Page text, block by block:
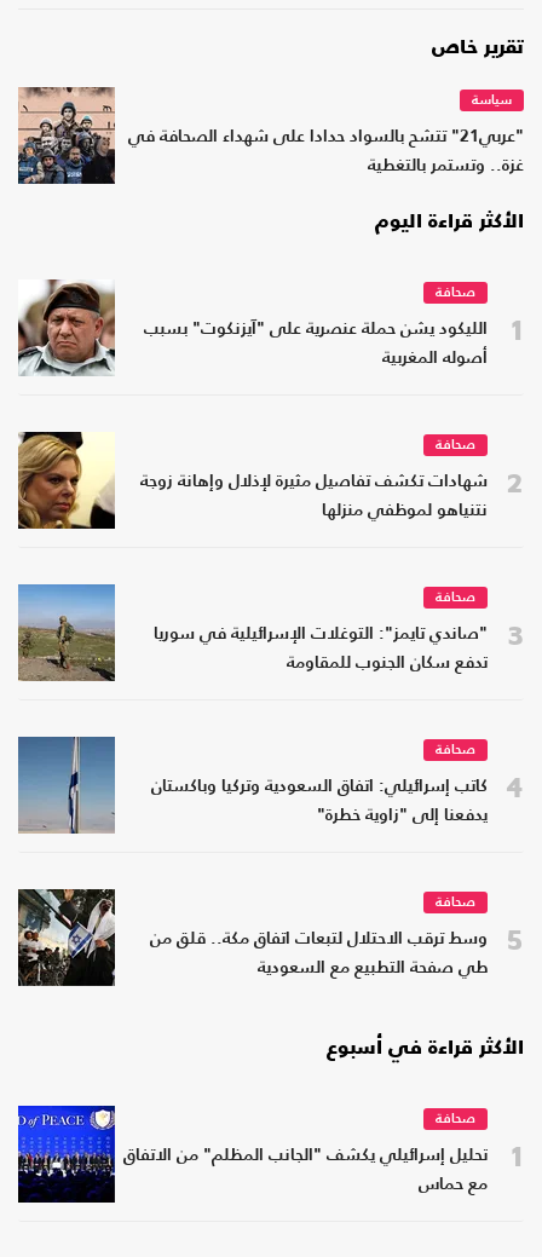
تقرير خاص
سياسة
"عربي21" تتشح بالسواد حدادا على شهداء الصحافة في
غزة.. وتستمر بالتغطية
الأكثر قراءة اليوم
1
صحافة
الليكود يشن حملة عنصرية على "آيزنكوت" بسبب
أصوله المغربية
2
صحافة
شهادات تكشف تفاصيل مثيرة لإذلال وإهانة زوجة
نتنياهو لموظفي منزلها
3
صحافة
"صاندي تايمز": التوغلات الإسرائيلية في سوريا
تدفع سكان الجنوب للمقاومة
4
صحافة
كاتب إسرائيلي: اتفاق السعودية وتركيا وباكستان
يدفعنا إلى "زاوية خطرة"
5
صحافة
وسط ترقب الاحتلال لتبعات اتفاق مكة.. قلق من
طي صفحة التطبيع مع السعودية
الأكثر قراءة في أسبوع
1
صحافة
تحليل إسرائيلي يكشف "الجانب المظلم" من الاتفاق
مع حماس